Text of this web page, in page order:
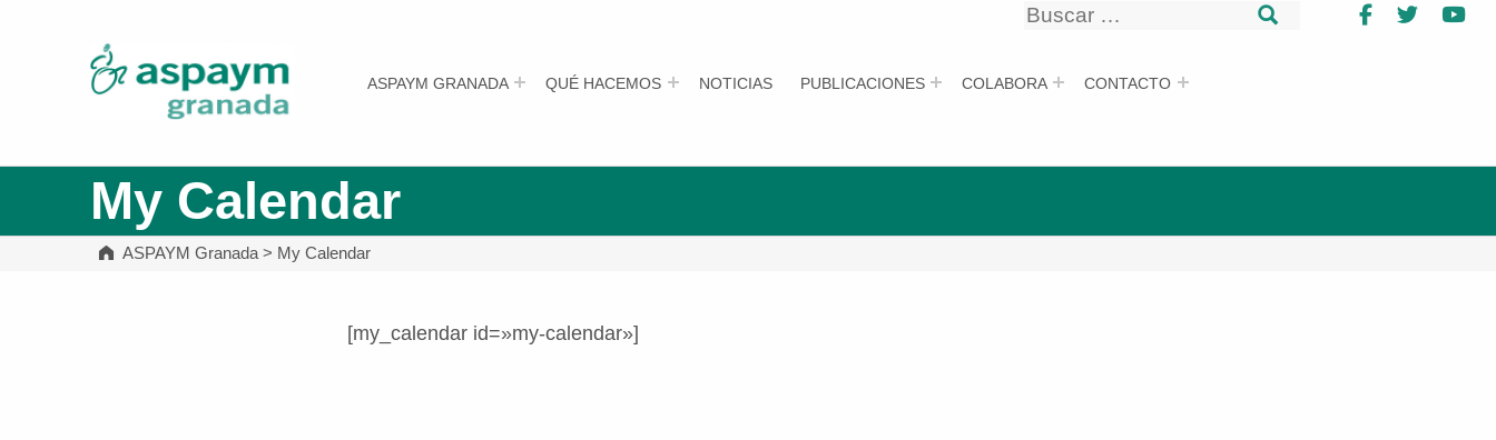
ASPAYM GRANADA QUÉ HACEMOS NOTICIAS PUBLICACIONES COLABORA CONTACTO
Buscar
Facebook
Twitter
My Calendar
ASPAYM Granada > My Calendar
[my_calendar id=»my-calendar»]
Volver a la navegación principal